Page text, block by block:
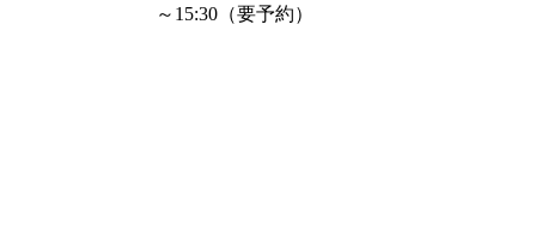
～15:30（要予約）